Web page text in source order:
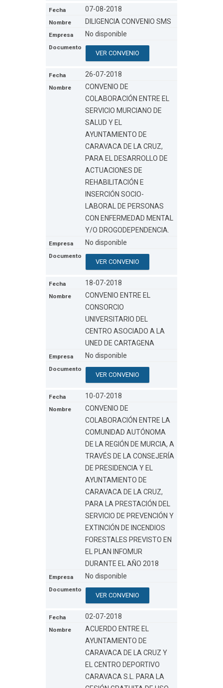
07-08-2018
DILIGENCIA CONVENIO SMS
No disponible
VER CONVENIO
26-07-2018
CONVENIO DE
COLABORACIÓN ENTRE EL
SERVICIO MURCIANO DE
SALUD Y EL
AYUNTAMIENTO DE
CARAVACA DE LA CRUZ,
PARA EL DESARROLLO DE
ACTUACIONES DE
REHABILITACIÓN E
INSERCIÓN SOCIO-
LABORAL DE PERSONAS
CON ENFERMEDAD MENTAL
Y/O DROGODEPENDENCIA.
No disponible
VER CONVENIO
18-07-2018
CONVENIO ENTRE EL
CONSORCIO
UNIVERSITARIO DEL
CENTRO ASOCIADO A LA
UNED DE CARTAGENA
No disponible
VER CONVENIO
10-07-2018
CONVENIO DE
COLABORACIÓN ENTRE LA
COMUNIDAD AUTÓNOMA
DE LA REGIÓN DE MURCIA, A
TRAVÉS DE LA CONSEJERÍA
DE PRESIDENCIA Y EL
AYUNTAMIENTO DE
CARAVACA DE LA CRUZ,
PARA LA PRESTACIÓN DEL
SERVICIO DE PREVENCIÓN Y
EXTINCIÓN DE INCENDIOS
FORESTALES PREVISTO EN
EL PLAN INFOMUR
DURANTE EL AÑO 2018
No disponible
VER CONVENIO
02-07-2018
ACUERDO ENTRE EL
AYUNTAMIENTO DE
CARAVACA DE LA CRUZ Y
EL CENTRO DEPORTIVO
CARAVACA S.L. PARA LA